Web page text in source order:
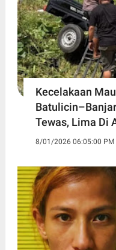
Kecelakaan
Tewas, Lima Di
8/01/2026 06:05:00 PM